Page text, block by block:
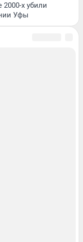
х убили
Уфы